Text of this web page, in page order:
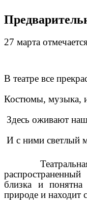
27 марта
В театре все
Костюмы,
Здесь оживают
И с ними светлый
близка и
природе и находит